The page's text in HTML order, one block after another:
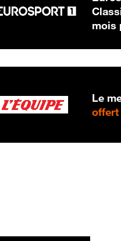
mois
Le
offert